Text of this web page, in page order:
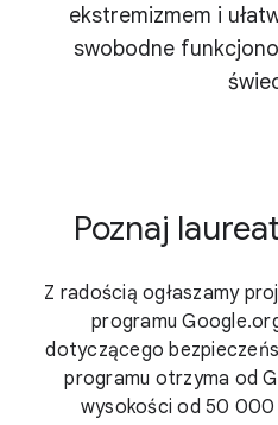
ekstremizmem i
swobodne
Poznaj
Z radością ogłaszamy
programu
dotyczącego
programu otrzyma od
wysokości od 50